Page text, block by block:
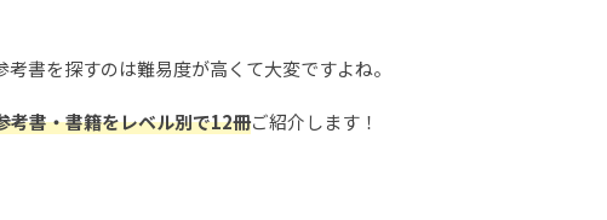
書を探すのは難易度が高くて大変ですよね。
考書・書籍をレベル別で12冊ご紹介します！